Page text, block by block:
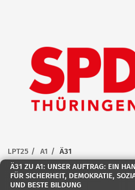
Startseite
LPT25 A1
Ä31
Ä31 ZU A1: UNSER AUFTRAG: EIN
FÜR SICHERHEIT, DEMOKRATIE,
UND BESTE BILDUNG